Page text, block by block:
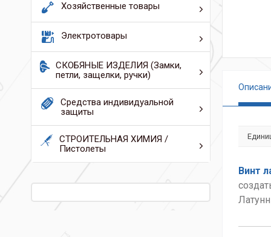
Хозяйственные товары
Электротовары
СКОБЯНЫЕ ИЗДЕЛИЯ (Замки,
петли, защелки, ручки)
Средства индивидуальной
защиты
СТРОИТЕЛЬНАЯ ХИМИЯ /
Пистолеты
Винт